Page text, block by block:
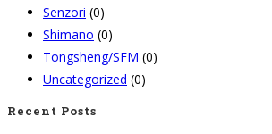
Senzori (0)
Shimano (0)
Tongsheng/SFM (0)
Uncategorized (0)
Recent Posts